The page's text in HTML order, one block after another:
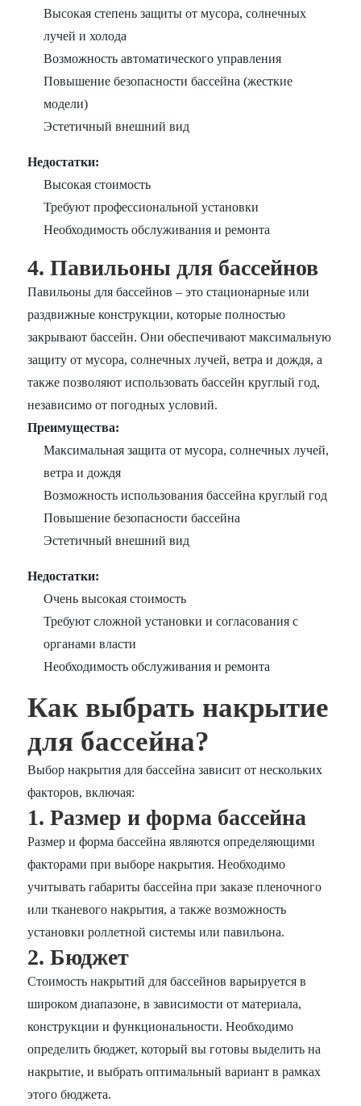
Высокая степень защиты от мусора, солнечных
лучей и холода
Возможность автоматического управления
Повышение безопасности бассейна (жесткие
модели)
Эстетичный внешний вид
Недостатки:
Высокая стоимость
Требуют профессиональной установки
Необходимость обслуживания и ремонта
4. Павильоны для бассейнов
Павильоны для бассейнов – это стационарные или
раздвижные конструкции, которые полностью
закрывают бассейн. Они обеспечивают максимальную
защиту от мусора, солнечных лучей, ветра и дождя, а
также позволяют использовать бассейн круглый год,
независимо от погодных условий.
Преимущества:
Максимальная защита от мусора, солнечных лучей,
ветра и дождя
Возможность использования бассейна круглый год
Повышение безопасности бассейна
Эстетичный внешний вид
Недостатки:
Очень высокая стоимость
Требуют сложной установки и согласования с
органами власти
Необходимость обслуживания и ремонта
Как выбрать накрытие
для бассейна?
Выбор накрытия для бассейна зависит от нескольких
факторов, включая:
1. Размер и форма бассейна
Размер и форма бассейна являются определяющими
факторами при выборе накрытия. Необходимо
учитывать габариты бассейна при заказе пленочного
или тканевого накрытия, а также возможность
установки роллетной системы или павильона.
2. Бюджет
Стоимость накрытий для бассейнов варьируется в
широком диапазоне, в зависимости от материала,
конструкции и функциональности. Необходимо
определить бюджет, который вы готовы выделить на
накрытие, и выбрать оптимальный вариант в рамках
этого бюджета.